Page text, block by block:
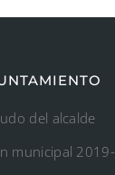
del alcalde
municipal